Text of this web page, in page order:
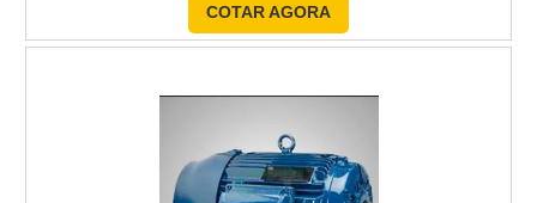
conhecer o equipamento e o fabricante, pois cada
aparelho tem sua característica específica que
COTAR AGORA